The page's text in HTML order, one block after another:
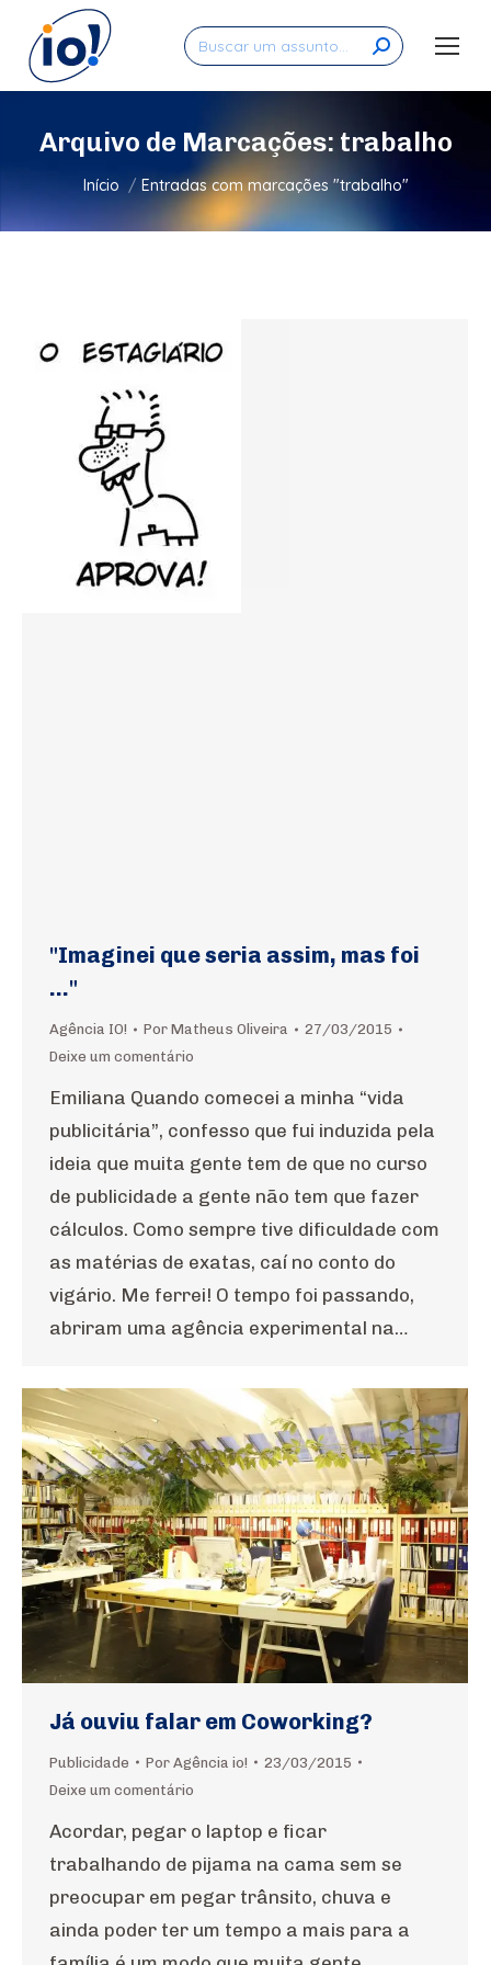
Search:
Arquivo de Marcações: trabalho
Você está aqui:
Início Entradas com marcações "trabalho"
"Imaginei que seria assim, mas foi
…"
Agência IO! Por Matheus Oliveira
27/03/2015
Deixe um comentário
Emiliana Quando comecei a minha “vida
publicitária”, confesso que fui induzida pela
ideia que muita gente tem de que no curso
de publicidade a gente não tem que fazer
cálculos. Como sempre tive dificuldade com
as matérias de exatas, caí no conto do
vigário. Me ferrei! O tempo foi passando,
abriram uma agência experimental na…
Já ouviu falar em Coworking?
Publicidade Por Agência io!
23/03/2015
Deixe um comentário
Acordar, pegar o laptop e ficar
trabalhando de pijama na cama sem se
preocupar em pegar trânsito, chuva e
ainda poder ter um tempo a mais para a